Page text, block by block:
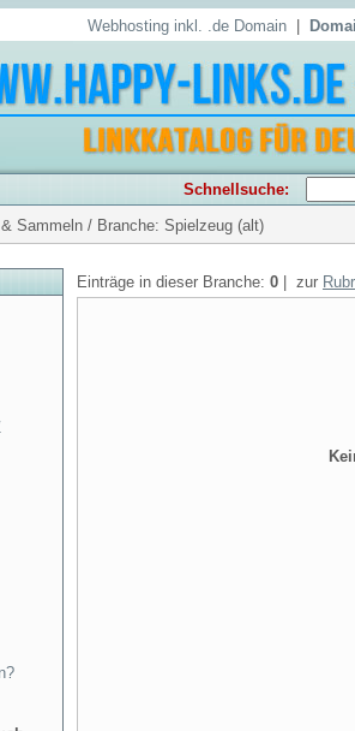
Webhosting inkl. .de Domain
Schnellsuche:
Sammeln / Branche: Spielzeug (alt)
Einträge in dieser Branche: 0 | zur